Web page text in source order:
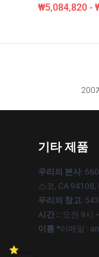
₩5,084,820 -
200
기타 제품
우리의 본사:
스코, CA 94108,
우리의 창고:
시간 :: 오전 9시
이름 *이메일 :